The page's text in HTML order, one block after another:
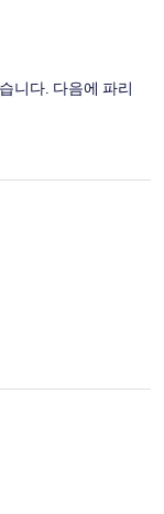
니다. 다음에 파리